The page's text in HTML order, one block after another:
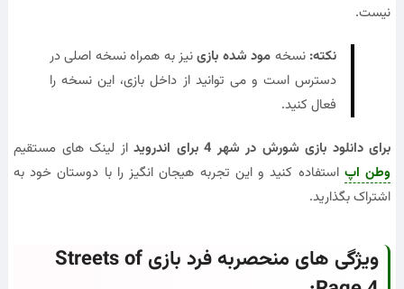
نیست.
نکته: نسخه مود شده بازینیز به همراه نسخه اصلی در
دسترس است و می توانید از داخل بازی، این نسخه را
فعال کنید.
برای دانلود بازی شورش در شهر 4 برای اندروید
از لینک های مستقیم
وطن اپ استفاده کنید و این تجربه هیجان انگیز را با دوستان خود به
اشتراک بگذارید.
ویژگی های منحصربه فرد بازی Streets of